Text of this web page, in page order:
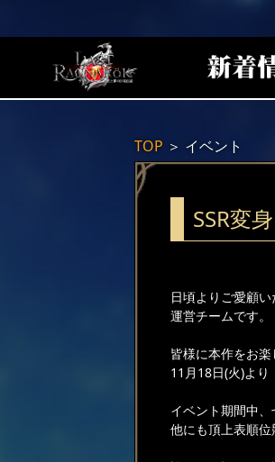
TOP ＞ イベント
SSR変
日頃よりご愛顧
運営チームです。
皆様に本作をお
11月18日(火)より
イベント期間中
他にも頂上表順